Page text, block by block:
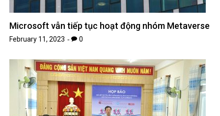
Microsoft vẫn tiếp tục hoạt động nhóm Metaverse
February 11, 2023 0